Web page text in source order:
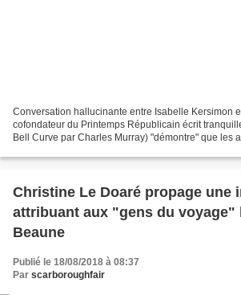
Conversation hallucinante entre Isabelle Kersimon
cofondateur du Printemps Républicain écrit
Bell Curve par Charles Murray) "démontre" que les
Christine Le Doaré propage une
attribuant aux "gens du voyage"
Beaune
Publié le 18/08/2018 à 08:37
Par scarboroughfair